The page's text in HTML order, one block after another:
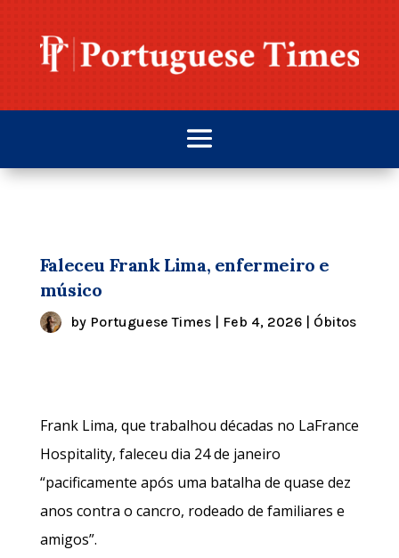
Faleceu Frank Lima, enfermeiro e
músico
by Portuguese Times| Feb 4, 2026| Óbitos
Frank Lima, que trabalhou décadas no LaFrance
Hospitality, faleceu dia 24 de janeiro
“pacificamente após uma batalha de quase dez
anos contra o cancro, rodeado de familiares e
amigos”.